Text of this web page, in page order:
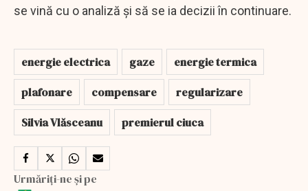
se vină cu o analiză şi să se ia decizii în continuare.
energie electrica gaze
energie termica
plafonare
compensare
regularizare
Silvia Vlăsceanu
premierul ciuca
Urmăriți-ne și pe